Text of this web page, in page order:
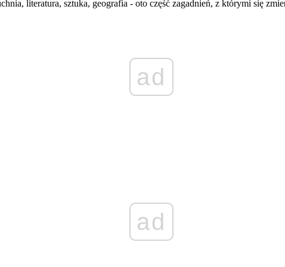
literatura, sztuka, geografia - oto część zagadnień, z którymi się
ad
ad